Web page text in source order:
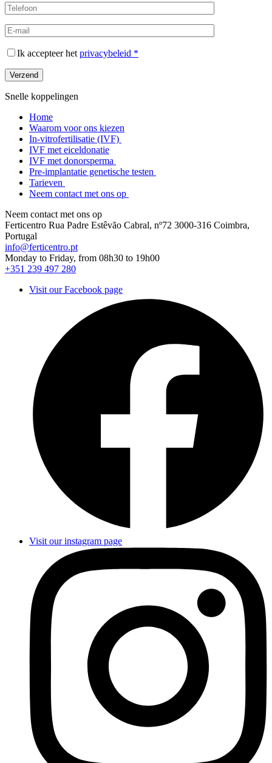
Ik accepteer het privacybeleid *
Snelle koppelingen
Home
Waarom voor ons kiezen
In-vitrofertilisatie (IVF)
IVF met eiceldonatie
IVF met donorsperma
Pre-implantatie genetische testen
Tarieven
Neem contact met ons op
Neem contact met ons op
Ferticentro Rua Padre Estêvão Cabral, nº72 3000-316 Coimbra,
Portugal
info@ferticentro.pt
Monday to Friday, from 08h30 to 19h00
+351 239 497 280
Visit our Facebook page
Visit our instagram page